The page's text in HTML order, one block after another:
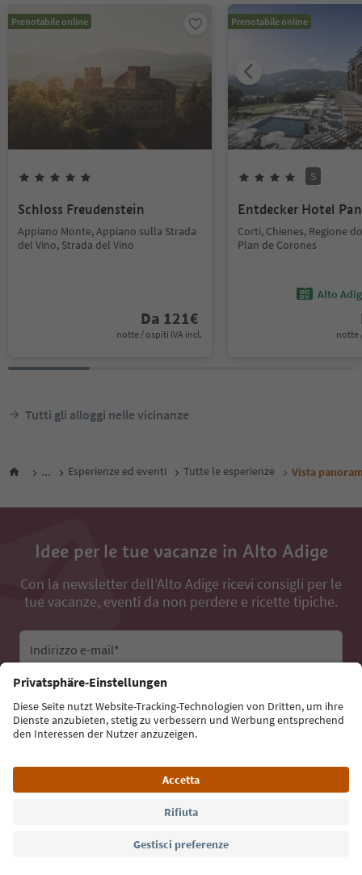
Prenotabile online
Schloss Freudenstein
Appiano Monte, Appiano sulla Strada
del Vino, Strada del Vino
Da 121€
notte / ospiti IVA incl.
Prenotabile online
S
Entdecker Hotel
Corti, Chienes, Regione
Plan de Corones
Alto
notte
Tutti gli alloggi nelle vicinanze
... Esperienze ed eventi Tutte le esperienze Vista
Idee per le tue vacanze in Alto Adige
Con la newsletter dell’Alto Adige ricevi consigli per le
tue vacanze, eventi da non perdere e ricette tipiche.
Indirizzo e-mail*
Iscriviti alla newsletter